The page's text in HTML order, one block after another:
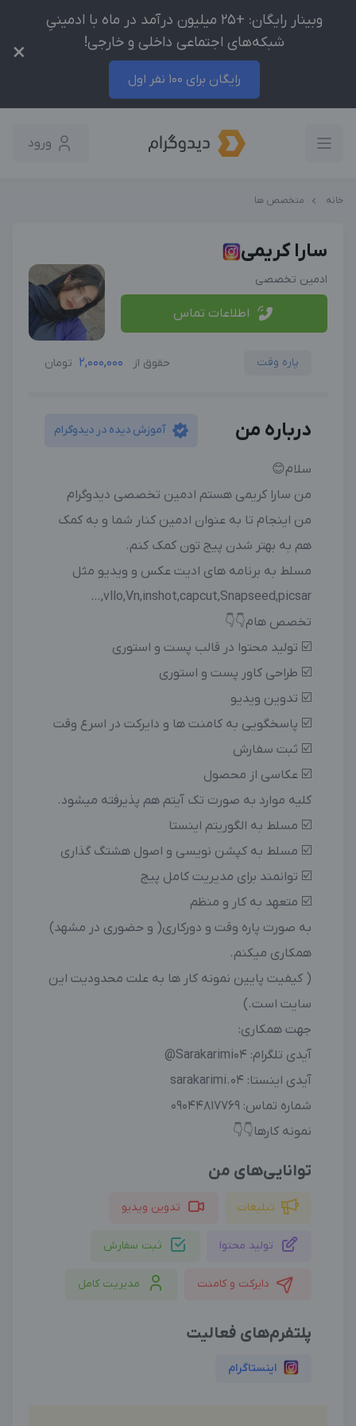
وبینار رایگان: +25 میلیون درآمد در ماه با ادمینیِ
شبکه‌های اجتماعی داخلی و خارجی!
رایگان برای 100 نفر اول
×
ورود
خانه متخصص ها
سارا کریمی
ادمین تخصصی
اطلاعات تماس
پاره وقت حقوق از 2,000,000 تومان
درباره من آموزش دیده در دیدوگرام
سلام😊
من سارا کریمی هستم ادمین تخصصی دیدوگرام
من اینجام تا به عنوان ادمین کنار شما و به کمک
هم به بهتر شدن پیج تون کمک کنم.
مسلط به برنامه های ادیت عکس و ویدیو مثل
vllo,Vn,inshot,capcut,Snapseed,picsar,…
تخصص هام👇👇
☑️ تولید محتوا در قالب پست و استوری
☑️ طراحی کاور پست و استوری
☑️ تدوین ویدیو
☑️ پاسخگویی به کامنت ها و دایرکت در اسرع وقت
☑️ ثبت سفارش
☑️ عکاسی از محصول
کلیه موارد به صورت تک آیتم هم پذیرفته میشود.
☑️ مسلط به الگوریتم اینستا
☑️ مسلط به کپشن نویسی و اصول هشتگ گذاری
☑️ توانمند برای مدیریت کامل پیج
☑️ متعهد به کار و منظم
به صورت پاره وقت و دورکاری( و حضوری در مشهد)
همکاری میکنم.
( کیفیت پایین نمونه کار ها به علت محدودیت این
سایت است.)
جهت همکاری:
آیدی تلگرام: Sarakarimi04@
آیدی اینستا: sarakarimi.04
شماره تماس: 09044817769
نمونه کارها👇👇
توانایی‌های من
تبلیغات تدوین ویدیو
تولید محتوا ثبت سفارش
دایرکت و کامنت مدیریت کامل
پلتفرم‌های فعالیت
اینستاگرام